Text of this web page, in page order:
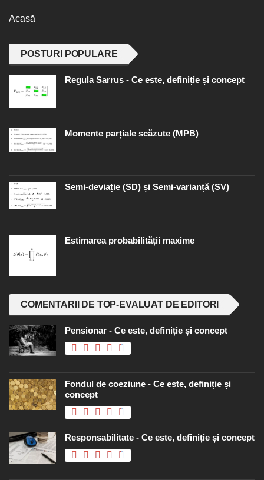
Acasă
POSTURI POPULARE
Regula Sarrus - Ce este, definiție și concept
Momente parțiale scăzute (MPB)
Semi-deviație (SD) și Semi-varianță (SV)
Estimarea probabilității maxime
COMENTARII DE TOP-EVALUAT DE EDITORI
Pensionar - Ce este, definiție și concept
Fondul de coeziune - Ce este, definiție și
concept
Responsabilitate - Ce este, definiție și concept